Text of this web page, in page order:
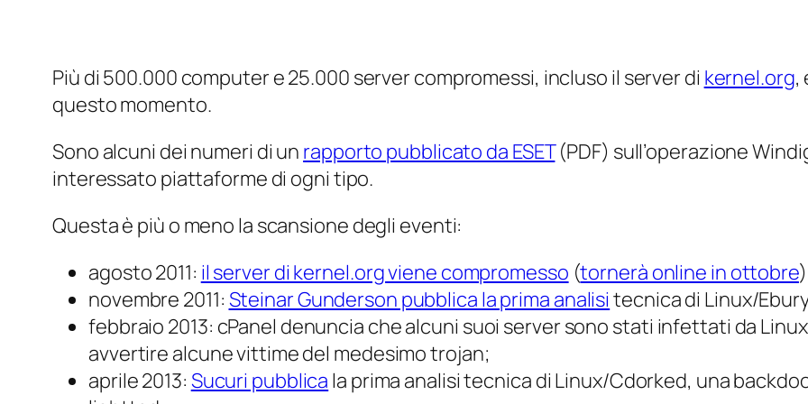
Più di 500.000 computer e 25.000 server compromessi, incluso il server di kernel.org,
questo momento.
Sono alcuni dei numeri di un rapporto pubblicato da ESET(PDF) sull’operazione
interessato piattaforme di ogni tipo.
Questa è più o meno la scansione degli eventi:
agosto 2011: il server di kernel.org viene compromesso (tornerà online in ottobre
novembre 2011: Steinar Gunderson pubblica la prima analisi tecnica di Linux/
febbraio 2013: cPanel denuncia che alcuni suoi server sono stati infettati da
avvertire alcune vittime del medesimo trojan;
aprile 2013: Sucuri pubblica la prima analisi tecnica di Linux/Cdorked, una